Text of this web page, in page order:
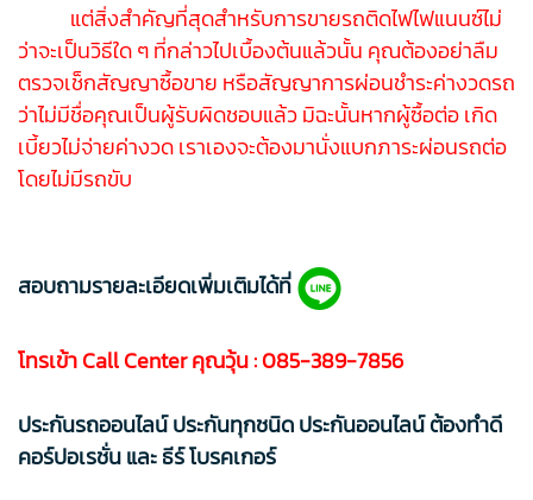
แต่สิ่งสำคัญที่สุดสำหรับการขายรถติดไฟไฟแนนซ์ไม่
ว่าจะเป็นวิธีใด ๆ ที่กล่าวไปเบื้องต้นแล้วนั้น คุณต้องอย่าลืม
ตรวจเช็กสัญญาซื้อขาย หรือสัญญาการผ่อนชำระค่างวดรถ
ว่าไม่มีชื่อคุณเป็นผู้รับผิดชอบแล้ว มิฉะนั้นหากผู้ซื้อต่อ เกิด
เบี้ยวไม่จ่ายค่างวด เราเองจะต้องมานั่งแบกภาระผ่อนรถต่อ
โดยไม่มีรถขับ
สอบถามรายละเอียดเพิ่มเติมได้ที่
โทรเข้า Call Center คุณวุ้น :085-389-7856
ประกันรถออนไลน์ ประกันทุกชนิด ประกันออนไลน์ ต้องทำดี
คอร์ปอเรชั่น และ ธีร์ โบรคเกอร์